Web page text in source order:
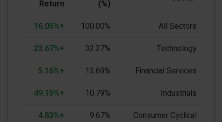
(%)
Return
All Sectors
100.00%
+16.05%
Technology
32.27%
+23.67%
Financial Services
13.69%
+5.16%
Industrials
10.79%
+49.15%
Consumer Cyclical
9.67%
+4.83%